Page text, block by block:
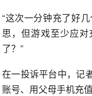
“这次一分钟充了好
思，但游戏至少应
了？”
在一投诉平台中，记
账号、用父母手机充